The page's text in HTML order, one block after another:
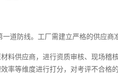
道防线。工厂需建立严格的供应商
供应商，进行资质审核、现场稽
等维度进行打分，对考评不合格